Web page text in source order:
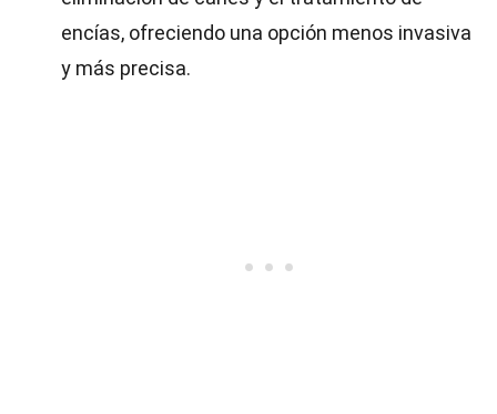
encías, ofreciendo una opción menos invasiva
y más precisa.